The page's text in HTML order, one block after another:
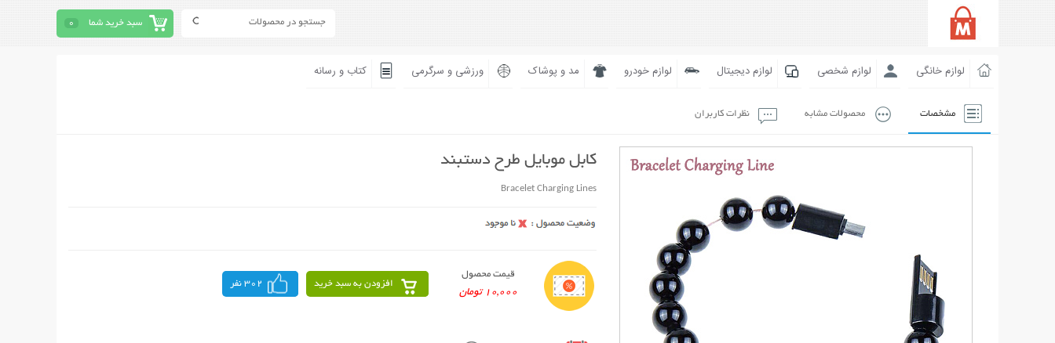
سبد خرید شما 0
لوازم خانگی لوازم شخصی لوازم دیجیتال لوازم خودرو مد و پوشاک ورزشی و سرگرمی کتاب و رسانه
مشخصات محصولات مشابه نظرات کاربران
کابل موبایل طرح دستبند
Bracelet Charging Lines
قیمت محصول
10,000 تومان
افزودن به سبد خرید 302 نفر